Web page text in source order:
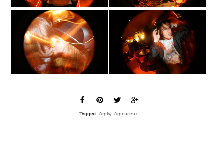
Tagged: Amis, Amoureux